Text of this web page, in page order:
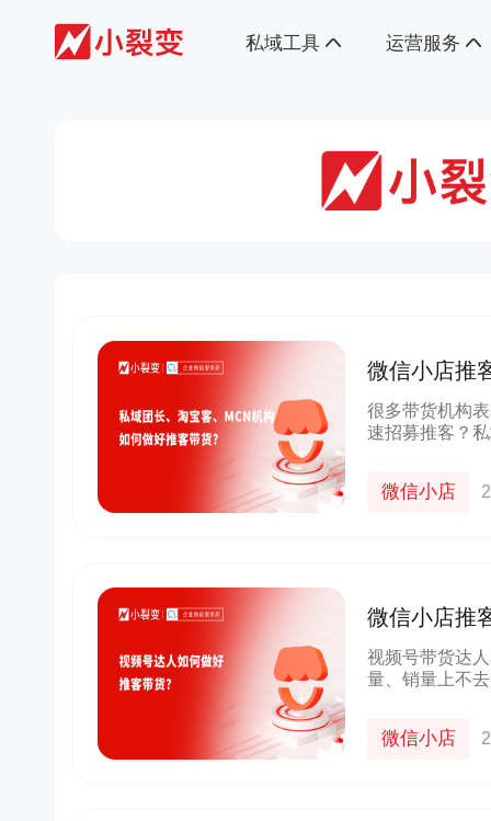
私域工具 运营服务
微信小店推
MCN机构如
很多带货机构
速招募推客？
微信小店
微信小店推
客带货？
视频号带货达
量、销量上不
微信小店